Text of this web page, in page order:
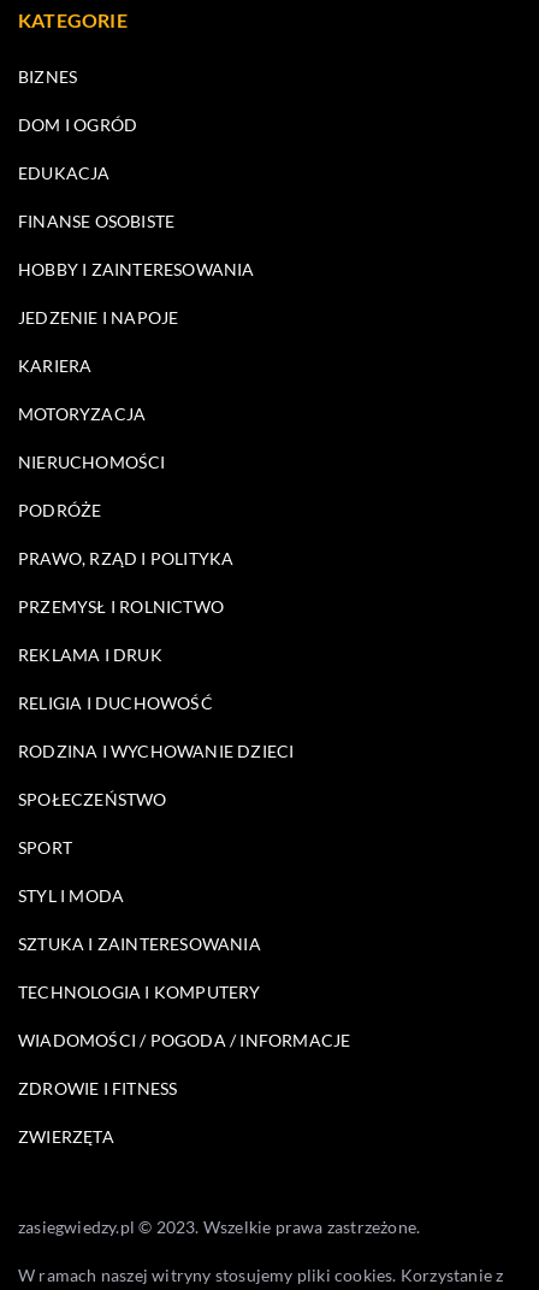
KATEGORIE
BIZNES
DOM I OGRÓD
EDUKACJA
FINANSE OSOBISTE
HOBBY I ZAINTERESOWANIA
JEDZENIE I NAPOJE
KARIERA
MOTORYZACJA
NIERUCHOMOŚCI
PODRÓŻE
PRAWO, RZĄD I POLITYKA
PRZEMYSŁ I ROLNICTWO
REKLAMA I DRUK
RELIGIA I DUCHOWOŚĆ
RODZINA I WYCHOWANIE DZIECI
SPOŁECZEŃSTWO
SPORT
STYL I MODA
SZTUKA I ZAINTERESOWANIA
TECHNOLOGIA I KOMPUTERY
WIADOMOŚCI / POGODA / INFORMACJE
ZDROWIE I FITNESS
ZWIERZĘTA
zasiegwiedzy.pl © 2023. Wszelkie prawa zastrzeżone.
W ramach naszej witryny stosujemy pliki cookies. Korzystanie z